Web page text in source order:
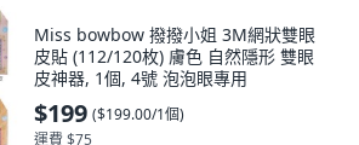
Miss bowbow 撥撥小姐 3M網狀雙眼
皮貼 (112/120枚) 膚色 自然隱形 雙眼
皮神器, 1個, 4號 泡泡眼專用
$199 ($199.00/1個)
運費 $75